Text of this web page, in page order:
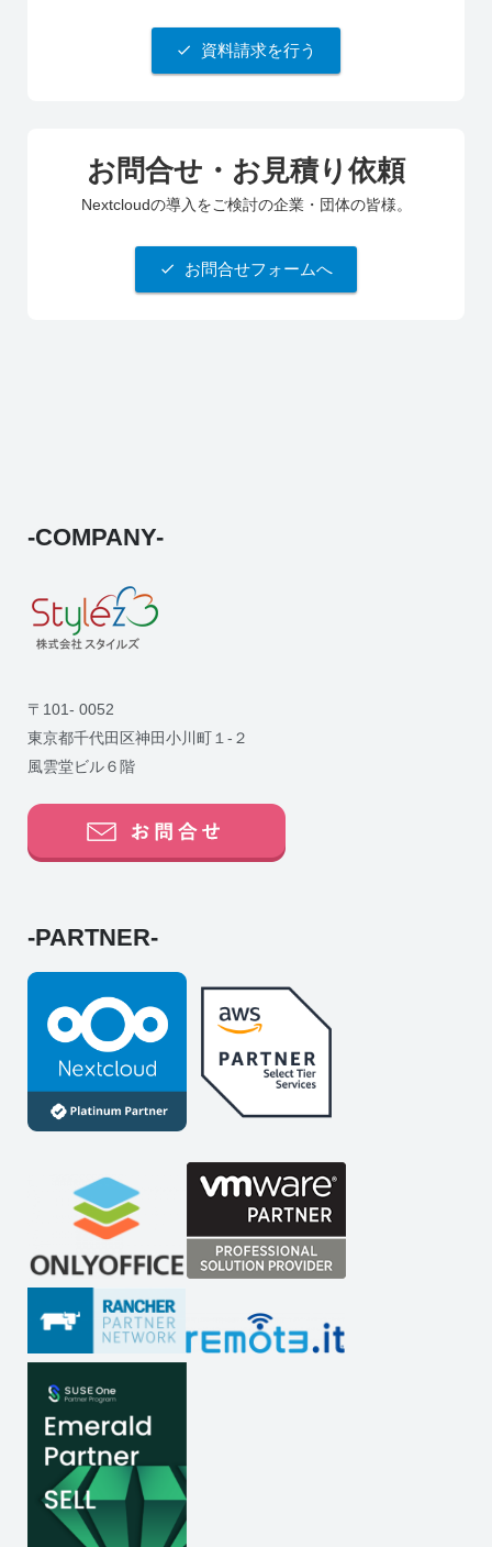
資料請求を行う
お問合せ・お見積り依頼
Nextcloudの導入をご検討の企業・団体の皆様。
お問合せフォームへ
-COMPANY-
〒101- 0052
東京都千代田区神田小川町１-２
風雲堂ビル６階
-PARTNER-